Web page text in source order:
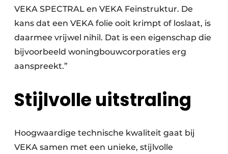
VEKA SPECTRAL en VEKA Feinstruktur. De
kans dat een VEKA folie ooit krimpt of loslaat, is
daarmee vrijwel nihil. Dat is een eigenschap die
bijvoorbeeld woningbouwcorporaties erg
aanspreekt.”
Stijlvolle uitstraling
Hoogwaardige technische kwaliteit gaat bij
VEKA samen met een unieke, stijlvolle